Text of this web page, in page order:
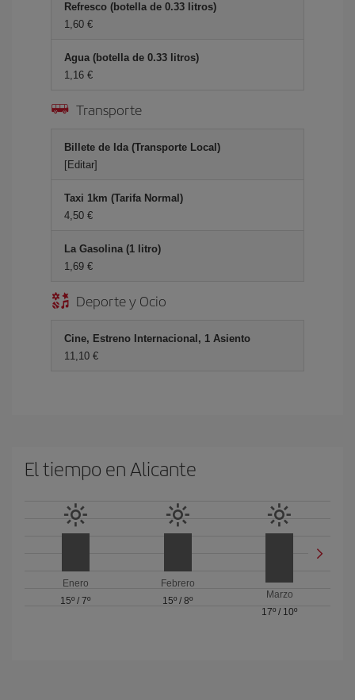
Refresco (botella de 0.33 litros)
1,60 €
Agua (botella de 0.33 litros)
1,16 €
Transporte
Billete de Ida (Transporte Local)
[Editar]
Taxi 1km (Tarifa Normal)
4,50 €
La Gasolina (1 litro)
1,69 €
Deporte y Ocio
Cine, Estreno Internacional, 1 Asiento
11,10 €
El tiempo en Alicante
Enero
15º /7º
Febrero
15º / 8º
Marzo
17º / 10º